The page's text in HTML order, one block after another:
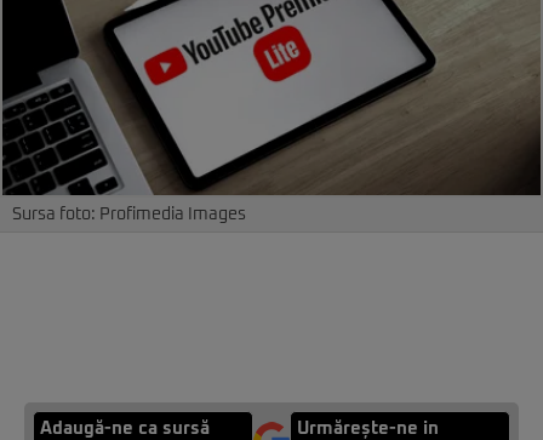
Sursa foto: Profimedia Images
Adaugă-ne ca sursă
Urmărește-ne in